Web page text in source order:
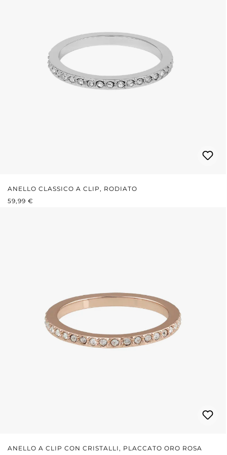
ANELLO CLASSICO A CLIP, RODIATO
PREZZO NORMALE:
59,99 €
ANELLO A CLIP CON CRISTALLI, PLACCATO ORO ROSA